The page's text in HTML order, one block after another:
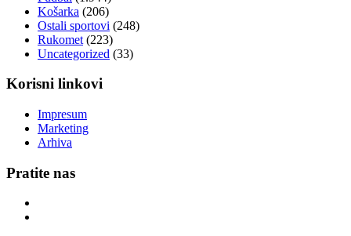
Košarka (206)
Ostali sportovi (248)
Rukomet (223)
Uncategorized (33)
Korisni linkovi
Impresum
Marketing
Arhiva
Pratite nas